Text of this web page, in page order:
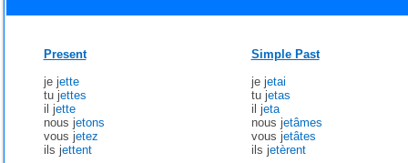
Present
je jette
tu jettes
il jette
nous jetons
vous jetez
ils jettent
Simple Past
je jetai
tu jetas
il jeta
nous jetâmes
vous jetâtes
ils jetèrent